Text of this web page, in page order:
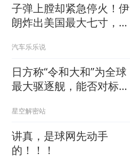
子弹上膛却紧急停火！伊
朗炸出美国最大七寸，特
汽车乐乐说
日方称“令和大和”为全球
最大驱逐舰，能否对标
星空解密站
讲真，是球网先动手
的！！！